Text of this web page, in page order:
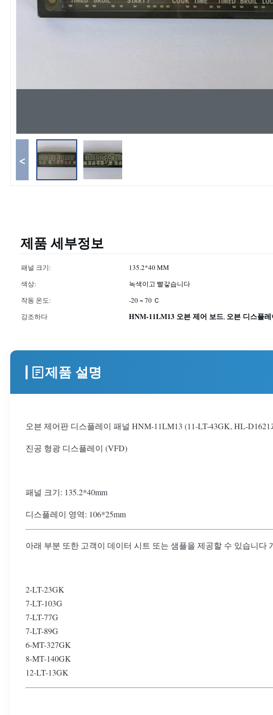
<
제품 세부정보
패널 크기: 135.2*40 MM
색상:
녹색이고 빨갛습니다
작동 온도:
-20 ~ 70 Ｃ
강조하다
HNM-11LM13 오븐 제어 보드, 오븐 디스플
제품 설명
오븐 제어판 디스플레이 패널 HNM-11LM13 (11-LT-43GK, HL-
진공 형광 디스플레이 (VFD)
패널 크기: 135.2*40mm
디스플레이 영역: 106*25mm
아래 부분 또한 고객이 데이터 시트 또는 샘플을 제공할 수 있습니다
2-LT-23GK
7-LT-103G
7-LT-77G
7-LT-89G
6-MT-327GK
8-MT-140GK
12-LT-13GK